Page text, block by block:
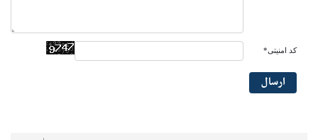
کد امنیتی*
ارسال